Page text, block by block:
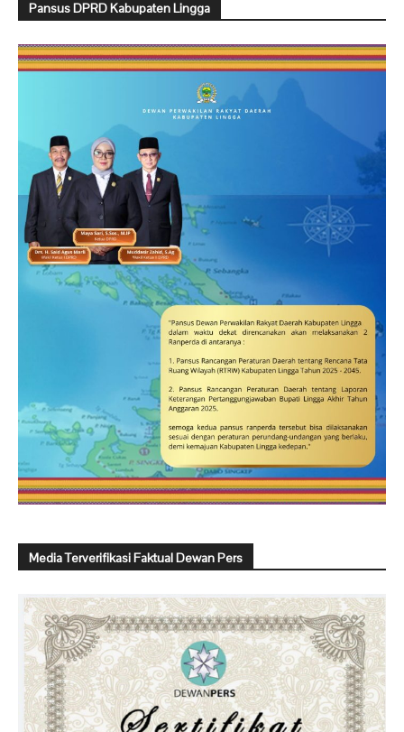
Pansus DPRD Kabupaten Lingga
Media Terverifikasi Faktual Dewan Pers